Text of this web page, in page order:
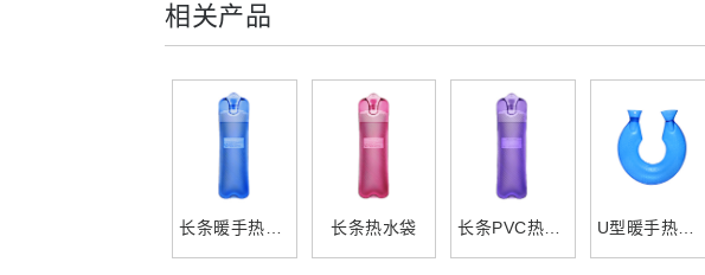
相关产品
长条暖手热水袋 长条热水袋 长条PVC热水袋 U型暖手热水袋